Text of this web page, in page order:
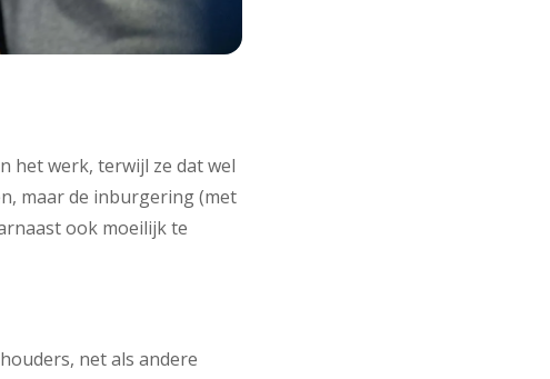
het werk, terwijl ze dat wel
maar de inburgering (met
ook moeilijk te
net als andere